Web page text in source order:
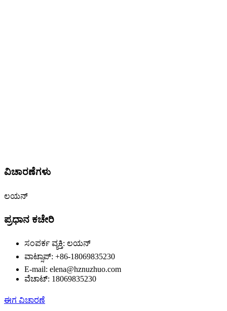
ವಿಚಾರಣೆಗಳು
ಲಯನ್
ಪ್ರಧಾನ ಕಚೇರಿ
ಸಂಪರ್ಕ ವ್ಯಕ್ತಿ: ಲಯನ್
ವಾಟ್ಸಾಪ್: +86-18069835230
E-mail: elena@hznuzhuo.com
ವೆಚಾಟ್: 18069835230
ಈಗ ವಿಚಾರಣೆ